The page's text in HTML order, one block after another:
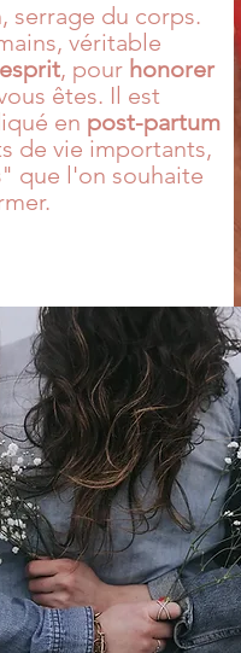
serrage du corps.
véritable
, pour honorer
êtes. Il est
en post-partum
de vie importants,
" que l'on souhaite